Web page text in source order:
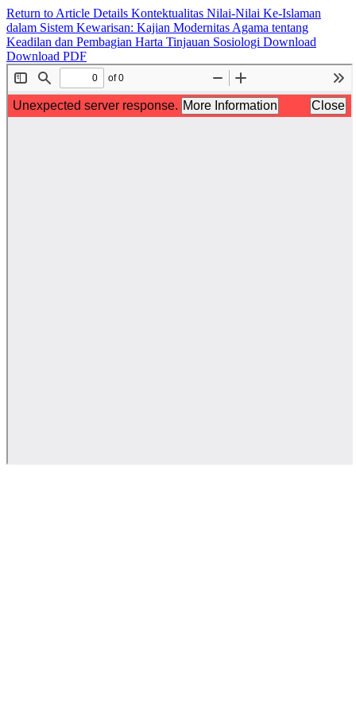
Return to Article Details Kontektualitas Nilai-Nilai Ke-Islaman
dalam Sistem Kewarisan: Kajian Modernitas Agama tentang
Keadilan dan Pembagian Harta Tinjauan Sosiologi Download
Download PDF